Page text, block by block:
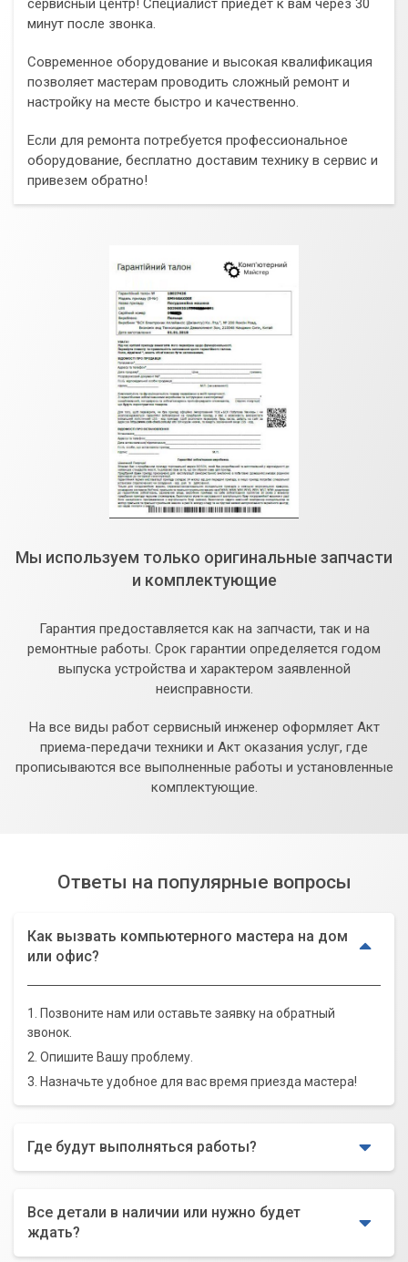
сервисный центр! Специалист приедет к вам через 30
минут после звонка.
Современное оборудование и высокая квалификация
позволяет мастерам проводить сложный ремонт и
настройку на месте быстро и качественно.
Если для ремонта потребуется профессиональное
оборудование, бесплатно доставим технику в сервис и
привезем обратно!
Мы используем только оригинальные запчасти
и комплектующие
Гарантия предоставляется как на запчасти, так и на
ремонтные работы. Срок гарантии определяется годом
выпуска устройства и характером заявленной
неисправности.
На все виды работ сервисный инженер оформляет Акт
приема-передачи техники и Акт оказания услуг, где
прописываются все выполненные работы и установленные
комплектующие.
Ответы на популярные вопросы
Как вызвать компьютерного мастера на дом
или офис?
1. Позвоните нам или оставьте заявку на обратный
звонок.
2. Опишите Вашу проблему.
3. Назначьте удобное для вас время приезда мастера!
Где будут выполняться работы?
Все детали в наличии или нужно будет
ждать?